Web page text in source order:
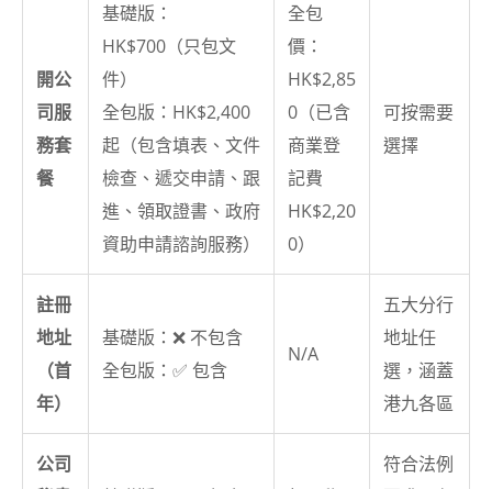
開公
司服
務套
餐
基礎版：
HK$700（只包文
件）
全包版：HK$2,400
起（包含填表、文件
檢查、遞交申請、跟
進、領取證書、政府
資助申請諮詢服務）
全包
價：
HK$2,85
0（已含
商業登
記費
HK$2,20
0）
可按需要
選擇
註冊
地址
（首
年）
基礎版：❌ 不包含
全包版：✅ 包含
N/A
五大分行
地址任
選，涵蓋
港九各區
公司
符合法例